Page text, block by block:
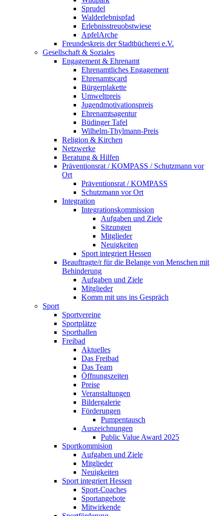
Sprudel
Walderlebnispfad
Erlebnisstreuobstwiese
ApfelArche
Freundeskreis der Stadtbücherei e.V.
Gesellschaft & Soziales
Engagement & Ehrenamt
Ehrenamtliches Engagement
Ehrenamtscard
Bürgerplakette
Umweltpreis
Jugendmotivationspreis
Ehrenamtsagentur
Büdinger Tafel
Wilhelm-Thylmann-Preis
Religion & Kirchen
Netzwerke
Beratung & Hilfen
Präventionsrat / KOMPASS / Schutzmann vor
Ort
Präventionsrat / KOMPASS
Schutzmann vor Ort
Integration
Integrationskommission
Aufgaben und Ziele
Sitzungen
Mitglieder
Neuigkeiten
Sport integriert Hessen
Beauftragte/r für die Belange von Menschen mit
Behinderung
Aufgaben und Ziele
Mitglieder
Komm mit uns ins Gespräch
Sport
Sportvereine
Sportplätze
Sporthallen
Freibad
Aktuelles
Das Freibad
Das Team
Öffnungszeiten
Preise
Veranstaltungen
Bildergalerie
Förderungen
Pumpentausch
Auszeichnungen
Public Value Award 2025
Sportkommision
Aufgaben und Ziele
Mitglieder
Neuigkeiten
Sport integriert Hessen
Sport-Coaches
Sportangebote
Mitwirkende